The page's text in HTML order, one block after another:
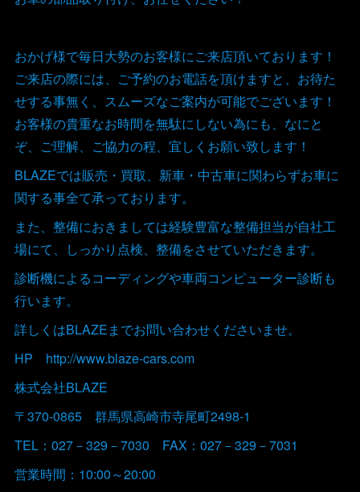
おかげ様で毎日大勢のお客様にご来店頂いております！
ご来店の際には、ご予約のお電話を頂けますと、お待た
せする事無く、スムーズなご案内が可能でございます！
お客様の貴重なお時間を無駄にしない為にも、なにと
ぞ、ご理解、ご協力の程、宜しくお願い致します！
BLAZEでは販売・買取、新車・中古車に関わらずお車に
関する事全て承っております。
また、整備におきましては経験豊富な整備担当が自社工
場にて、しっかり点検、整備をさせていただきます。
診断機によるコーディングや車両コンピューター診断も
行います。
詳しくはBLAZEまでお問い合わせくださいませ。
HP http://www.blaze-cars.com
株式会社BLAZE
〒370-0865 群馬県高崎市寺尾町2498-1
TEL：027－329－7030 FAX：027－329－7031
営業時間：10:00～20:00